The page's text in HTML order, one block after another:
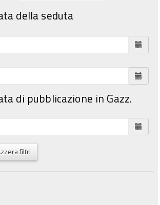
della seduta
di pubblicazione in Gazz.
filtri